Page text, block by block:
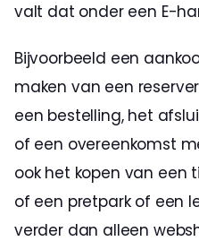
valt dat onder een E-
Bijvoorbeeld een
maken van een
een bestelling, het
of een overeenkomst
ook het kopen van een
of een pretpark of een
verder dan alleen